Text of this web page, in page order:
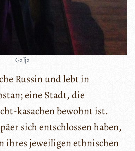
Galja
Russin und lebt in
eine Stadt, die
kasachen bewohnt ist.
sich entschlossen haben,
ihres jeweiligen ethnischen